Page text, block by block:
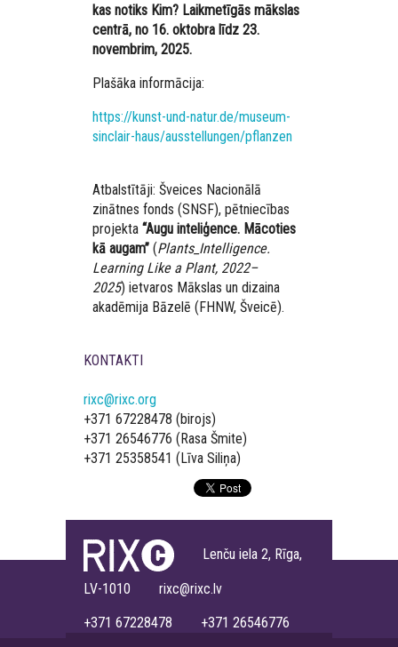
kas notiks Kim? Laikmetīgās mākslas
centrā, no 16. oktobra līdz 23.
novembrim, 2025.
Plašāka informācija:
https://kunst-und-natur.de/museum-
sinclair-haus/ausstellungen/pflanzen
Atbalstītāji: Šveices Nacionālā
zinātnes fonds (SNSF), pētniecības
projekta “Augu inteliģence. Mācoties
kā augam” (Plants_Intelligence.
Learning Like a Plant, 2022–
2025) ietvaros Mākslas un dizaina
akadēmija Bāzelē (FHNW, Šveicē).
KONTAKTI
rixc@rixc.org
+371 67228478 (birojs)
+371 26546776 (Rasa Šmite)
+371 25358541 (Līva Siliņa)
Lenču iela 2, Rīga,
LV-1010 rixc@rixc.lv
+371 67228478 +371 26546776